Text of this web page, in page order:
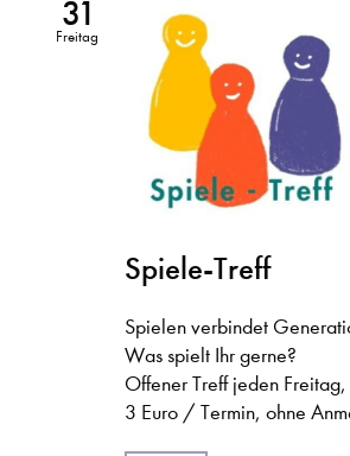
31
Freitag
Spiele-Treff
Spielen verbindet
Was spielt Ihr gerne?
Offener Treff jeden
3 Euro / Termin, ohne